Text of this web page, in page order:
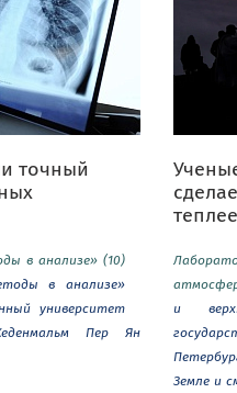
точный
в анализе» (10)
в анализе»
университет
Пер Ян
теплее
и
Земле и